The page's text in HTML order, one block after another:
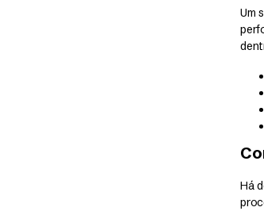
Um
Há